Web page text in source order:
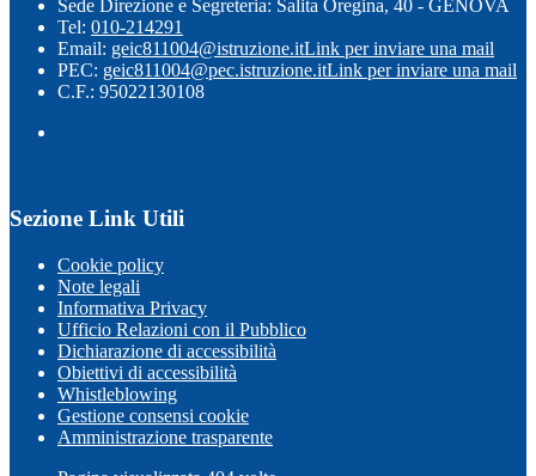
Sede Direzione e Segreteria: Salita Oregina, 40 - GENOVA
Tel: 010-214291
Email: geic811004@istruzione.itLink per inviare una mail
PEC: geic811004@pec.istruzione.itLink per inviare una mail
C.F.: 95022130108
Sezione Link Utili
Cookie policy
Note legali
Informativa Privacy
Ufficio Relazioni con il Pubblico
Dichiarazione di accessibilità
Obiettivi di accessibilità
Whistleblowing
Gestione consensi cookie
Amministrazione trasparente